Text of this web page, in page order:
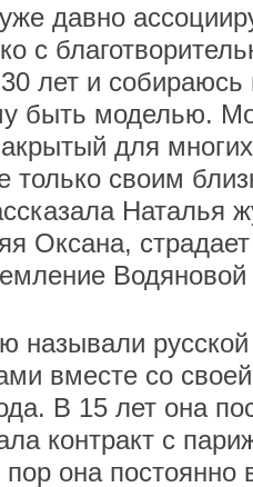
давно
с
лет и
быть моделью.
для
только своим
Наталья
Оксана,
называли
вместе со
В 15 лет она
контракт с
пор она